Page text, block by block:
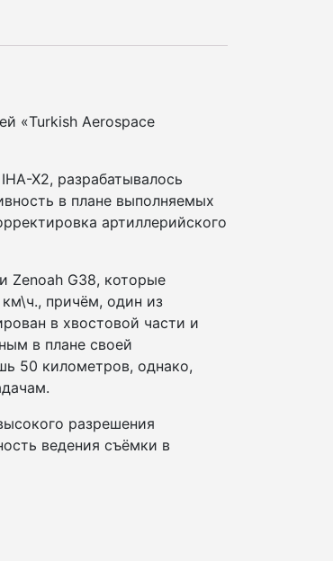
«Turkish Aerospace
X2, разрабатывалось
в плане выполняемых
артиллерийского
Zenoah G38, которые
причём, один из
в хвостовой части и
в плане своей
50 километров, однако,
разрешения
ведения съёмки в